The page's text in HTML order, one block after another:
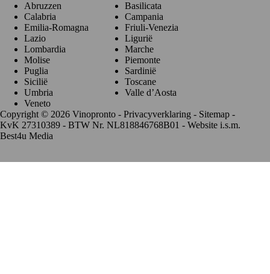
Abruzzen
Basilicata
Calabria
Campania
Emilia-Romagna
Friuli-Venezia
Lazio
Ligurië
Lombardia
Marche
Molise
Piemonte
Puglia
Sardinië
Sicilië
Toscane
Umbria
Valle d’Aosta
Veneto
Copyright © 2026 Vinopronto - Privacyverklaring - Sitemap -
KvK 27310389 - BTW Nr. NL818846768B01 - Website i.s.m.
Best4u Media